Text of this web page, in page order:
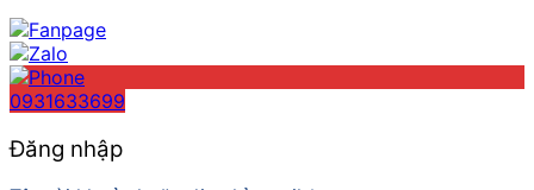
0931633699
Đăng nhập